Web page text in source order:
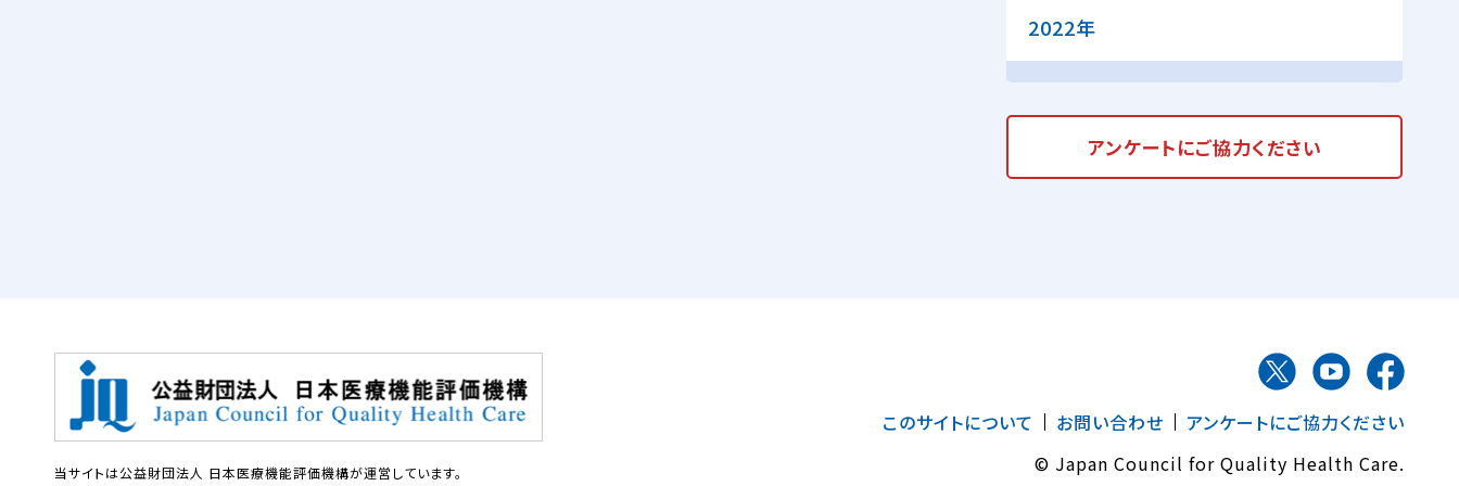
2022年
アンケートにご協力ください
当サイトは公益財団法人 日本医療機能評価機構が運営しています。
このサイトについて お問い合わせ
アンケートにご協力ください
© Japan Council for Quality Health Care.